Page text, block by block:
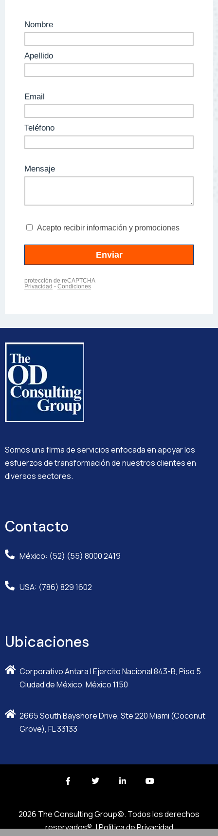
Somos una firma de servicios enfocada en apoyar los
esfuerzos de transformación de nuestros clientes en
diversos sectores.
Contacto
México: (52) (55) 8000 2419
USA: (786) 829 1602
Ubicaciones
Corporativo Antara I Ejercito Nacional 843-B, Piso 5
Ciudad de México, México 1150
2665 South Bayshore Drive, Ste 220 Miami (Coconut
Grove), FL 33133
2026 The Consulting Group©. Todos los derechos
reservados®. |Política de Privacidad